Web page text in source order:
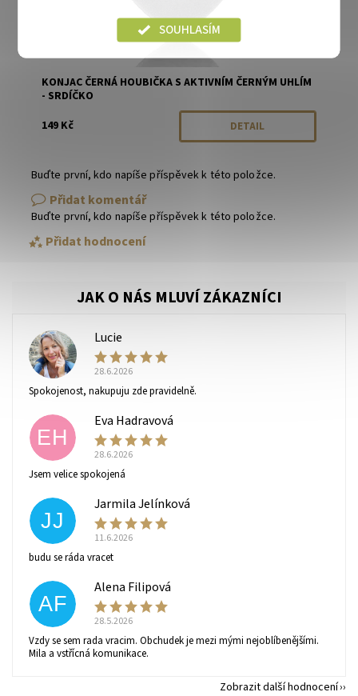
KONJAC ČERNÁ HOUBIČKA S AKTIVNÍM ČERNÝM UHLÍM
- SRDÍČKO
149 Kč
DETAIL
Buďte první, kdo napíše příspěvek k této položce.
Přidat komentář
Buďte první, kdo napíše příspěvek k této položce.
Přidat hodnocení
Vaše osobní údaje budou zpracovány dle
ochrany osobních údajů
L
Lucie
28.6.2026
Spokojenost, nakupuju zde pravidelně.
EH
Eva Hadravová
28.6.2026
Jsem velice spokojená
JJ
Jarmila Jelínková
11.6.2026
budu se ráda vracet
AF
Alena Filipová
28.5.2026
Vzdy se sem rada vracim. Obchudek je mezi mými nejoblíbenějšími.
Mila a vstřícná komunikace.
Zobrazit další hodnocení
SOUHLASÍM